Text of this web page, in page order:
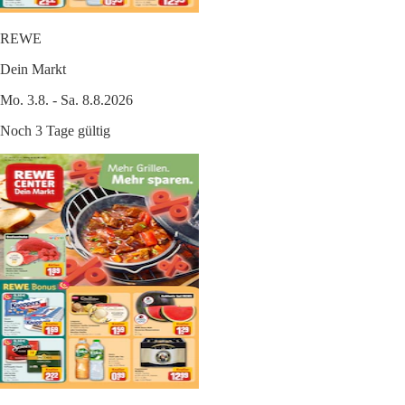
REWE
Dein Markt
Mo. 3.8. - Sa. 8.8.2026
Noch 3 Tage gültig